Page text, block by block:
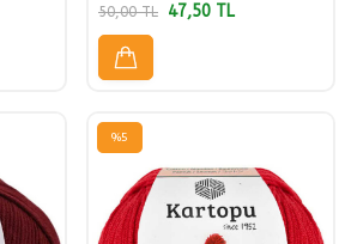
50,00TL 47,50 TL
%5